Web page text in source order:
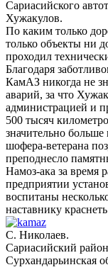
Сариасийского
Хужакулов.
По каким только
только объекты ни
проходил
Благодаря
КамАЗ никогда не
аварий, за что
администрацией и
500 тысяч
значительно
шофера-ветерана
преподнесло
Намоз-ака за время
предприятии
воспитаны
наставнику
С. Николаев.
Сариасийский
Сурхандарьинская